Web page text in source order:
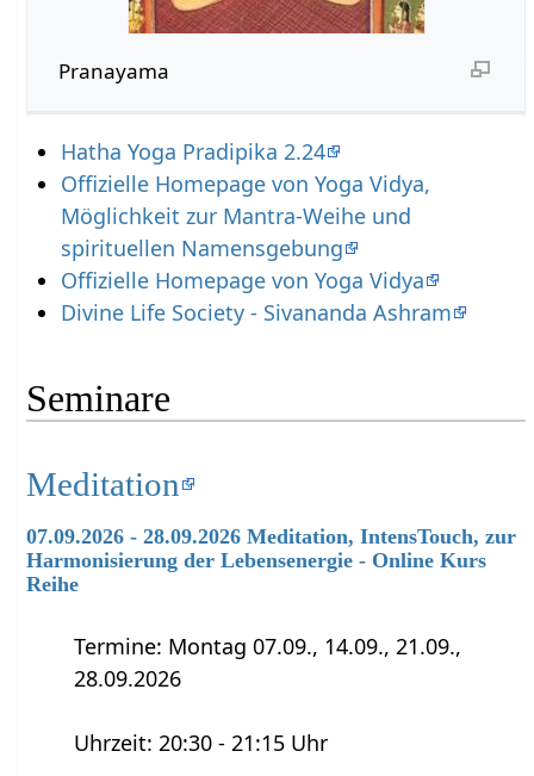
Pranayama
Hatha Yoga Pradipika 2.24
Offizielle Homepage von Yoga Vidya,
Möglichkeit zur Mantra-Weihe und
spirituellen Namensgebung
Offizielle Homepage von Yoga Vidya
Divine Life Society - Sivananda Ashram
Seminare
Meditation
07.09.2026 - 28.09.2026 Meditation, IntensTouch, zur
Harmonisierung der Lebensenergie - Online Kurs
Reihe
Termine: Montag 07.09., 14.09., 21.09.,
28.09.2026
Uhrzeit: 20:30 - 21:15 Uhr